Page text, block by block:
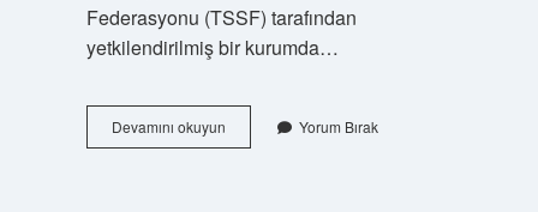
Federasyonu (TSSF) tarafından
yetkilendirilmiş bir kurumda…
Devamını okuyunCankurtaran
Belgesi
Yorum Bırak